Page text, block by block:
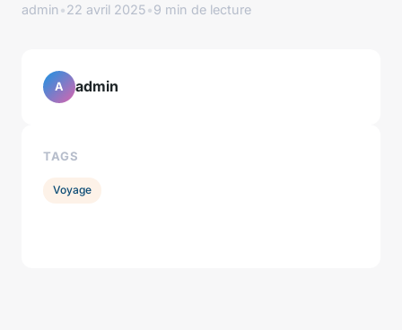
admin•22 avril 2025•9 min de lecture
A admin
TAGS
Voyage